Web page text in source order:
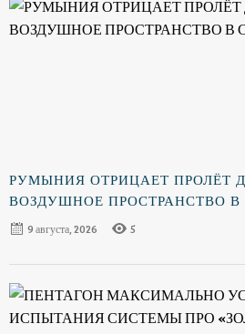
РУМЫНИЯ ОТРИЦАЕТ ПРОЛЁТ
ВОЗДУШНОЕ ПРОСТРАНСТВО В
9 августа, 2026
5